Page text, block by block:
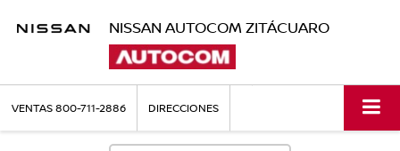
NISSAN AUTOCOM ZITÁCUARO
VENTAS800-711-2886 DIRECCIONES
Fotos No
Disponibles